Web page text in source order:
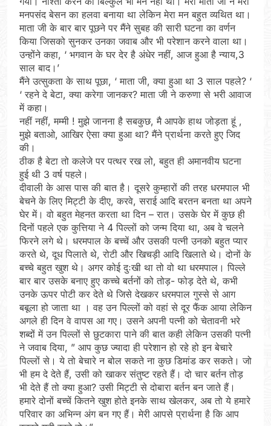
मनपसंद बेसन का हलवा बनाया था लेकिन मेरा मन बहुत व्यथित था।
माता जी के बार बार पूछने पर मैंने सुबह की सारी घटना का वर्णन
किया जिसको सुनकर उनका जवाब और भी परेशान करने वाला था।
उन्होंने कहा, ‘ भगवान के घर देर है अंधेर नहीं, आज हुआ है न्याय,3
साल बाद।’
मैंने उत्सुकता के साथ पूछा, ‘ माता जी, क्या हुआ था 3 साल पहले? ‘
‘ रहने दे बेटा, क्या करेगा जानकर? माता जी ने करुणा से भरी आवाज
में कहा।
नहीं नहीं, मम्मी ! मुझे जानना है सबकुछ, मै आपके हाथ जोड़ता हूं ,
मुझे बताओ, आखिर ऐसा क्या हुआ था? मैंने प्रार्थना करते हुए जिद
की।
ठीक है बेटा तो कलेजे पर पत्थर रख लो, बहुत ही अमानवीय घटना
हुई थी 3 वर्ष पहले।
दीवाली के आस पास की बात है। दूसरे कुम्हारों की तरह धरमपाल भी
बेचने के लिए मिट्टी के दीए, करवे, सराई आदि बरतन बनता था अपने
घेर में। वो बहुत मेहनत करता था दिन – रात। उसके घेर में कुछ ही
दिनों पहले एक कुत्तिया ने 4 पिल्लों को जन्म दिया था, अब वे चलने
फिरने लगे थे। धरमपाल के बच्चें और उसकी पत्नी उनको बहुत प्यार
करते थे, दूध पिलाते थे, रोटी और खिचड़ी आदि खिलाते थे। दोनों के
बच्चे बहुत खुश थे। अगर कोई दुःखी था तो वो था धरमपाल। पिल्ले
बार बार उसके बनाए हुए कच्चे बर्तनों को तोड़- फोड़ देते थे, कभी
उनके ऊपर पोटी कर देते थे जिसे देखकर धरमपाल गुस्से से आग
बबूला हो जाता था । वह उन पिल्लों को वहां से दूर फैंक आया लेकिन
अगले ही दिन वे वापस आ गए। उसने अपनी पत्नी को चेतावनी भरे
शब्दों में उन पिल्लों से छुटकारा पाने की बात कही लेकिन उसकी पत्नी
ने जवाब दिया, ” आप कुछ ज्यादा ही परेशान हो रहे हो इन बेचारे
पिल्लों से। ये तो बेचारे न बोल सकते ना कुछ डिमांड कर सकते। जो
भी हम दे देते हैं, उसी को खाकर संतुष्ट रहते हैं। दो चार बर्तन तोड़
भी देते हैं तो क्या हुआ? उसी मिट्टी से दोबारा बर्तन बन जाते हैं।
हमारे दोनों बच्चें कितने खुश होते इनके साथ खेलकर, अब तो ये हमारे
परिवार का अभिन्न अंग बन गए हैं। मेरी आपसे प्रार्थना है कि आप